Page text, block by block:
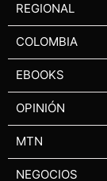
REGIONAL
COLOMBIA
EBOOKS
OPINIÓN
MTN
NEGOCIOS